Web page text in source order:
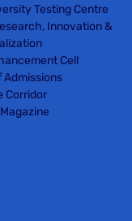
Testing Centre
Innovation &
Cell
Admissions
Corridor